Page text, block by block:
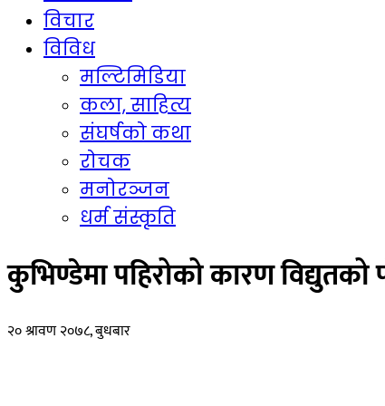
विचार
विविध
मल्टिमिडिया
कला, साहित्य
संघर्षको कथा
रोचक
मनोरञ्जन
धर्म संस्कृति
कुभिण्डेमा पहिरोको कारण
२० श्रावण २०७८, बुधबार